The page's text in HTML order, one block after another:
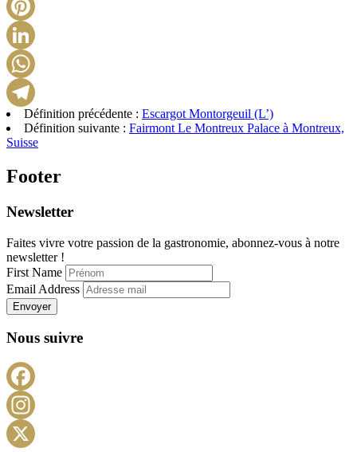
Telegram
Définition précédente : Escargot Montorgeuil (L’)
Définition suivante : Fairmont Le Montreux Palace à Montreux,
Suisse
Footer
Newsletter
Faites vivre votre passion de la gastronomie, abonnez-vous à notre
newsletter !
First Name
Email Address
Envoyer
Nous suivre